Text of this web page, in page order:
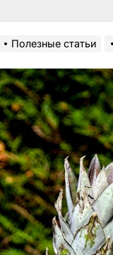
Полезные статьи